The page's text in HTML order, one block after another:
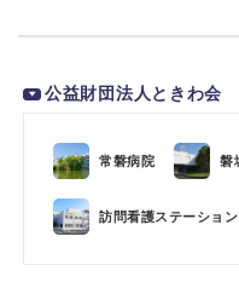
公益財団法人ときわ会
常磐病院 磐
訪問看護ステーショ